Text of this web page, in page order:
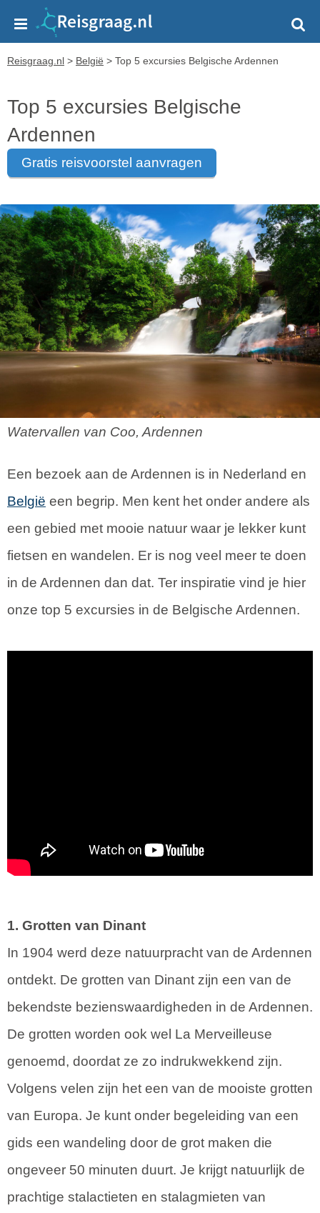
Reisgraag.nl > België > Top 5 excursies Belgische Ardennen
Top 5 excursies Belgische
Ardennen
gratis reisvoorstel aanvragen
Watervallen van Coo, Ardennen
Een bezoek aan de Ardennen is in Nederland en
België een begrip. Men kent het onder andere als
een gebied met mooie natuur waar je lekker kunt
fietsen en wandelen. Er is nog veel meer te doen
in de Ardennen dan dat. Ter inspiratie vind je hier
onze top 5 excursies in de Belgische Ardennen.
1. Grotten van Dinant
In 1904 werd deze natuurpracht van de Ardennen
ontdekt. De grotten van Dinant zijn een van de
bekendste bezienswaardigheden in de Ardennen.
De grotten worden ook wel La Merveilleuse
genoemd, doordat ze zo indrukwekkend zijn.
Volgens velen zijn het een van de mooiste grotten
van Europa. Je kunt onder begeleiding van een
gids een wandeling door de grot maken die
ongeveer 50 minuten duurt. Je krijgt natuurlijk de
prachtige stalactieten en stalagmieten van